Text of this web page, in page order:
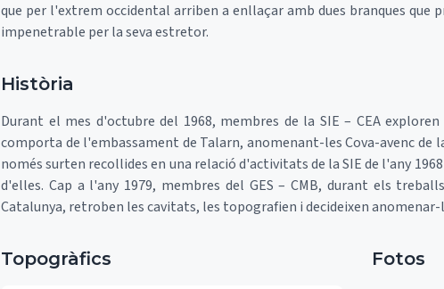
que per l'extrem occidental arriben a enllaçar amb dues branques que
impenetrable per la seva estretor.
Història
Durant el mes d'octubre del 1968, membres de la SIE – CEA
comporta de l'embassament de Talarn, anomenant-les Cova-avenc de
només surten recollides en una relació d'activitats de la SIE de l'any
d'elles. Cap a l'any 1979, membres del GES – CMB, durant els
Catalunya, retroben les cavitats, les topografien i decideixen
Topogràfics Fotos